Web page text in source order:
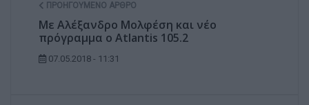
ΠΡΟΗΓΟΎΜΕΝΟ ΆΡΘΡΟ
Με Αλέξανδρο Μολφέση και νέο
πρόγραμμα ο Atlantis 105.2
07.05.2018 - 11:31